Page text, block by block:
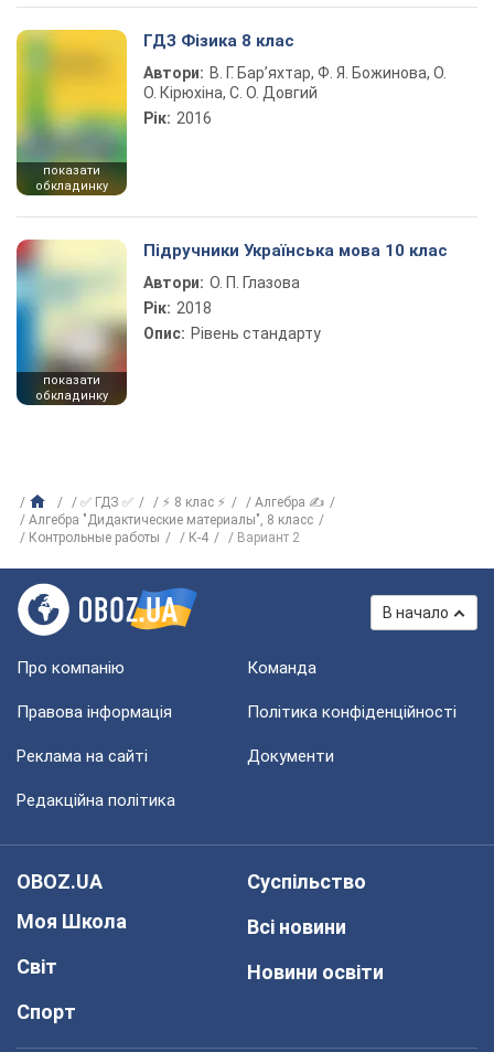
показати
обкладинку
ГДЗ Фізика 8 клас
Автори: В. Г. Бар’яхтар, Ф. Я. Божинова, О.
О. Кірюхіна, С. О. Довгий
Рік: 2016
показати
обкладинку
Підручники Українська мова 10 клас
Автори: О. П. Глазова
Рік: 2018
Опис: Рівень стандарту
✅ ГДЗ ✅ ⚡ 8 клас ⚡
Алгебра ✍
Алгебра "Дидактические материалы", 8 класс
Контрольные работы
К-4 Вариант 2
В начало
Про компанію Команда
Правова інформація Політика конфіденційності
Реклама на сайті Документи
Редакційна політика
OBOZ.UA
Моя Школа
Світ
Спорт
Суспільство
Всі новини
Новини освіти